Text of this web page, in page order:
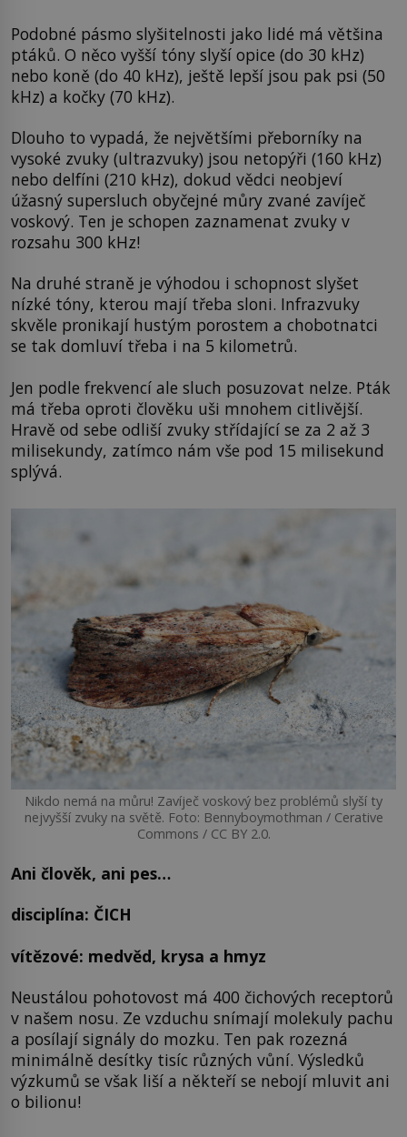
Podobné pásmo slyšitelnosti jako lidé má většina
ptáků. O něco vyšší tóny slyší opice (do 30 kHz)
nebo koně (do 40 kHz), ještě lepší jsou pak psi (50
kHz) a kočky (70 kHz).
Dlouho to vypadá, že největšími přeborníky na
vysoké zvuky (ultrazvuky) jsou netopýři (160 kHz)
nebo delfíni (210 kHz), dokud vědci neobjeví
úžasný supersluch obyčejné můry zvané zavíječ
voskový. Ten je schopen zaznamenat zvuky v
rozsahu 300 kHz!
Na druhé straně je výhodou i schopnost slyšet
nízké tóny, kterou mají třeba sloni. Infrazvuky
skvěle pronikají hustým porostem a chobotnatci
se tak domluví třeba i na 5 kilometrů.
Jen podle frekvencí ale sluch posuzovat nelze. Pták
má třeba oproti člověku uši mnohem citlivější.
Hravě od sebe odliší zvuky střídající se za 2 až 3
milisekundy, zatímco nám vše pod 15 milisekund
splývá.
Nikdo nemá na můru! Zavíječ voskový bez problémů slyší ty
nejvyšší zvuky na světě. Foto: Bennyboymothman / Cerative
Commons / CC BY 2.0.
Ani člověk, ani pes…
disciplína: ČICH
vítězové: medvěd, krysa a hmyz
Neustálou pohotovost má 400 čichových receptorů
v našem nosu. Ze vzduchu snímají molekuly pachu
a posílají signály do mozku. Ten pak rozezná
minimálně desítky tisíc různých vůní. Výsledků
výzkumů se však liší a někteří se nebojí mluvit ani
o bilionu!